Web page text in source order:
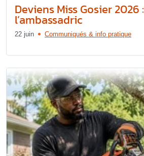
Deviens Miss Gosier 2026 :
l’ambassadric
22 juin Communiqués & info pratique